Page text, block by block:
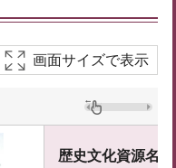
画面サイズで表示
歴史文化資源名